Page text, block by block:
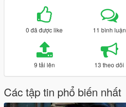
0 đã được like 11 bình luận
9 tải lên 13 theo dõi
Các tập tin phổ biến nhất